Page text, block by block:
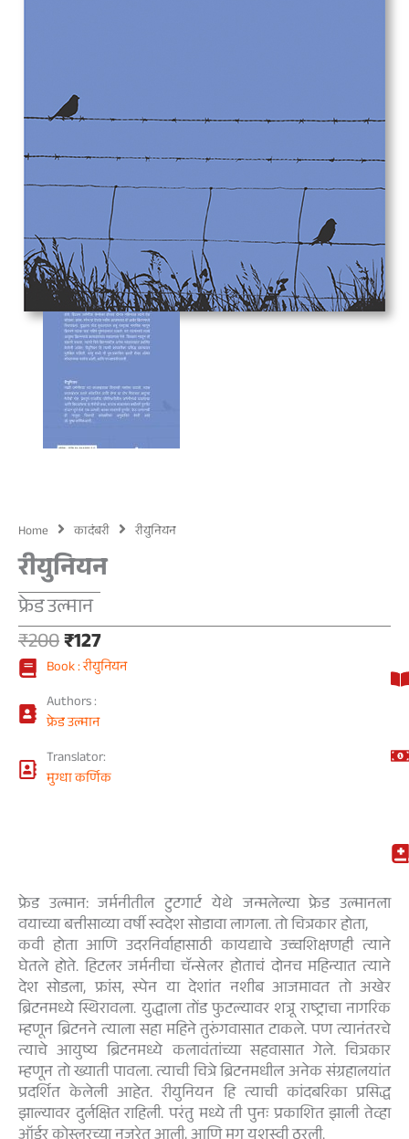
Home कादंबरी रीयुनियन
रीयुनियन
फ्रेड उल्मान
₹200Original
price
was:
₹200.
₹127Current
price
Book : रीयुनियन
Authors :
फ्रेड उल्मान
Translator:
मुग्धा कर्णिक
फ्रेड उल्मान: जर्मनीतील टुटगार्ट येथे जन्मलेल्या फ्रेड उल्मानला
वयाच्या बत्तीसाव्या वर्षी स्वदेश सोडावा लागला. तो चित्रकार होता,
कवी होता आणि उदरनिर्वाहासाठी कायद्याचे उच्चशिक्षणही त्याने
घेतले होते. हिटलर जर्मनीचा चॅन्सेलर होताचं दोनच महिन्यात त्याने
देश सोडला, फ्रांस, स्पेन या देशांत नशीब आजमावत तो अखेर
ब्रिटनमध्ये स्थिरावला. युद्धाला तोंड फुटल्यावर शत्रू राष्ट्राचा नागरिक
म्हणून ब्रिटनने त्याला सहा महिने तुरुंगवासात टाकले. पण त्यानंतरचे
त्याचे आयुष्य ब्रिटनमध्ये कलावंतांच्या सहवासात गेले. चित्रकार
म्हणून तो ख्याती पावला. त्याची चित्रे ब्रिटनमधील अनेक संग्रहालयांत
प्रदर्शित केलेली आहेत. रीयुनियन हि त्याची कांदबरिका प्रसिद्ध
झाल्यावर दुर्लक्षित राहिली. परंतु मध्ये ती पुनः प्रकाशित झाली तेव्हा